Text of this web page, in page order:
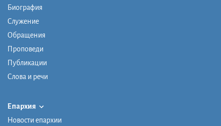
Биография
Служение
Обращения
Проповеди
Публикации
Слова и речи
Епархия
Новости епархии